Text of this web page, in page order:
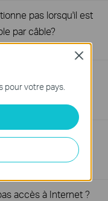
pas lorsqu'il est
par câble?
lorsque le PC est
depuis le switch
accès à Internet ?
pour votre pays.
Close